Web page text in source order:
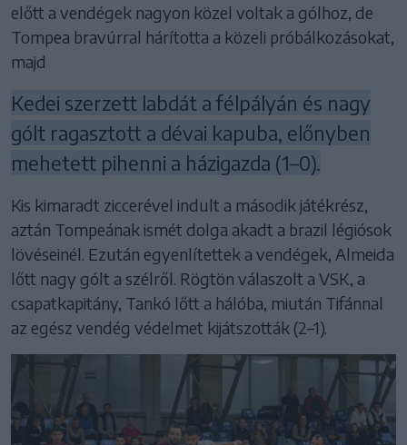
előtt a vendégek nagyon közel voltak a gólhoz, de
Tompea bravúrral hárította a közeli próbálkozásokat,
majd
Kedei szerzett labdát a félpályán és nagy
gólt ragasztott a dévai kapuba, előnyben
mehetett pihenni a házigazda (1–0).
Kis kimaradt ziccerével indult a második játékrész,
aztán Tompeának ismét dolga akadt a brazil légiósok
lövéseinél. Ezután egyenlítettek a vendégek, Almeida
lőtt nagy gólt a szélről. Rögtön válaszolt a VSK, a
csapatkapitány, Tankó lőtt a hálóba, miután Tifánnal
az egész vendég védelmet kijátszották (2–1).